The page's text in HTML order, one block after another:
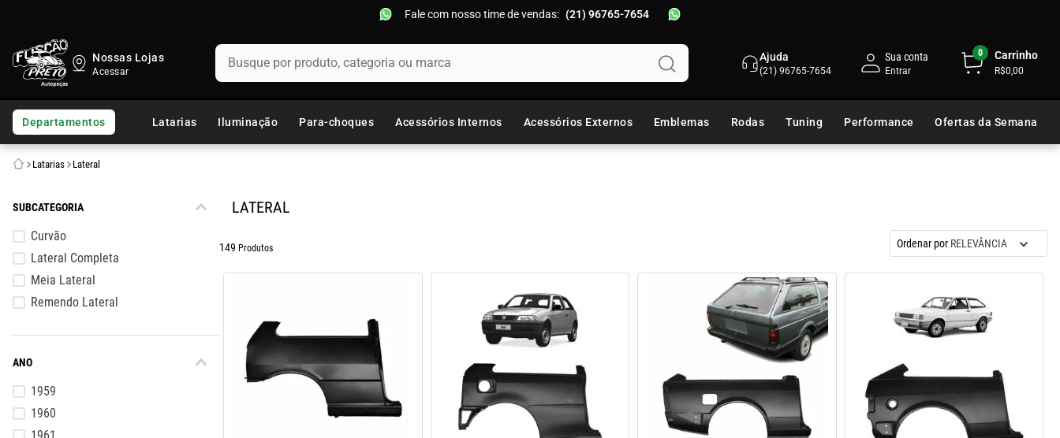
Fale com nosso time de vendas: (21) 96765-7654
Nossas Lojas Busque por produto, categoria ou marca Ajuda
(21) 96765-7654
Sua conta 0 Carrinho
R$0,00
Departamentos Latarias Iluminação Para-choques Acessórios Internos Acessórios Externos Emblemas Rodas Tuning Performance Ofertas da Semana
Latarias Lateral
SUBCATEGORIA
Curvão
Lateral Completa
Meia Lateral
Remendo Lateral
ANO
1959
1960
LATERAL
149 Produtos Ordenar por RELEVÂNCIA
TERMOS MAIS BUSCADOS
1º
fusca
2º
capo
kombi
assoalho